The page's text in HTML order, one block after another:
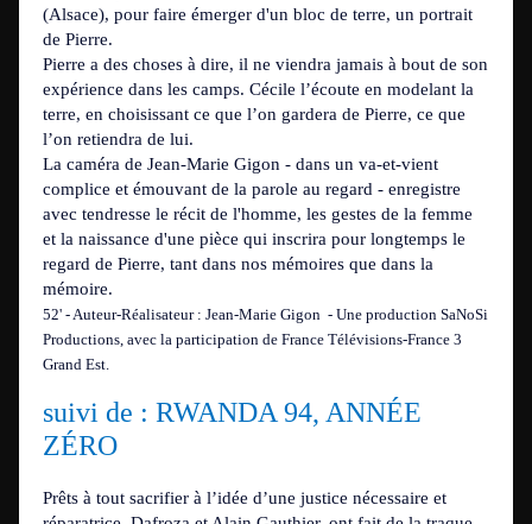
(Alsace), pour faire émerger d'un bloc de terre, un portrait
de Pierre.
Pierre a des choses à dire, il ne viendra jamais à bout de son
expérience dans les camps. Cécile l’écoute en modelant la
terre, en choisissant ce que l’on gardera de Pierre, ce que
l’on retiendra de lui.
La caméra de Jean-Marie Gigon - dans un va-et-vient
complice et émouvant de la parole au regard - enregistre
avec tendresse le récit de l'homme, les gestes de la femme
et la naissance d'une pièce qui inscrira pour longtemps le
regard de Pierre, tant dans nos mémoires que dans la
mémoire.
52' - Auteur-Réalisateur : Jean-Marie Gigon - Une production SaNoSi
Productions, avec la participation de France Télévisions-France 3
Grand Est.
suivi de : RWANDA 94, ANNÉE
ZÉRO
Prêts à tout sacrifier à l’idée d’une justice nécessaire et